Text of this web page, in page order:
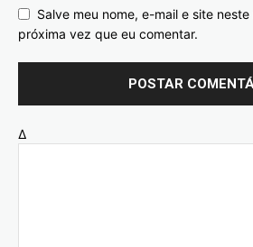
Salve meu nome, e-mail e site
próxima vez que eu comentar.
Δ